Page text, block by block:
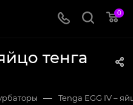
0
тенга
— Tenga EGG IV –